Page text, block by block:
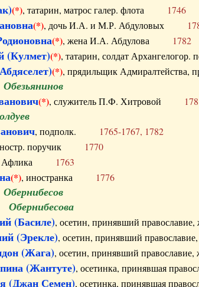
(*), татарин, матрос галер. флота 1746
(*), дочь И.А. и М.Р. Абдуловых
(*), жена И.А. Абдулова 1782
(Кулмет)(*), татарин, солдат
(*), прядильщик
(*), служитель П.Ф. Хитровой
, подполк. 1765-1767, 1782
поручик 1770
Афлика 1763
(*), иностранка 1776
(Басиле), осетин, принявший
(Эрекле), осетин, принявший
(Жага), осетин, принявший
(Жантуте), осетинка, принявшая
(Джан Семен), осетинка, принявшая